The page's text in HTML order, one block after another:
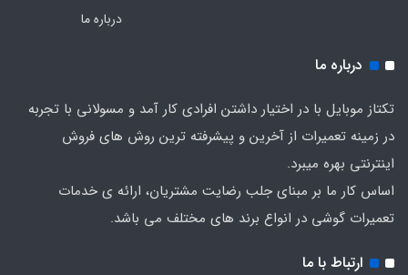
درباره ما
درباره ما
تکتاز موبایل با در اختیار داشتن افرادی کار آمد و مسولانی با تجربه
در زمینه تعمیرات از آخرین و پیشرفته ترین روش های فروش
اینترنتی بهره میبرد.
اساس کار ما بر مبنای جلب رضایت مشتریان، ارائه ی خدمات
تعمیرات گوشی در انواع برند های مختلف می باشد.
ارتباط با ما